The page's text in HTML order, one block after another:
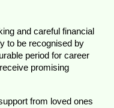
and careful financial
to be recognised by
period for career
promising
from loved ones